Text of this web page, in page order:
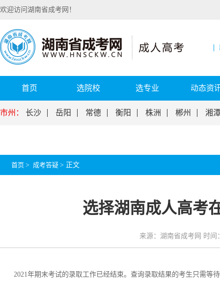
欢迎访问湖南省成考网！
首页 选院校 选专业 动态资
市州： 长沙 岳阳 常德 衡阳 株洲 郴州 湘
首页 > 成考答疑 > 正文
选择湖南成人高考
来源：湖南省成考网 时间
2021年期末考试的录取工作已经结束。查询录取结果的考生只需等